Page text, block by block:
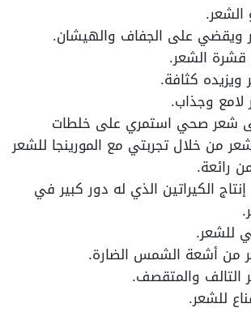
الشعر.
ويقضي على الجفاف والهيشان.
الشعر.
كثافة.
لامع وجذاب.
شعر صحي استمري على خلطات
من خلال تجربتي مع المورينجا للشعر
رائعة.
الكيراتين الذي له دور كبير في
للشعر.
من أشعة الشمس الضارة.
التالف والمتقصف.
للشعر.